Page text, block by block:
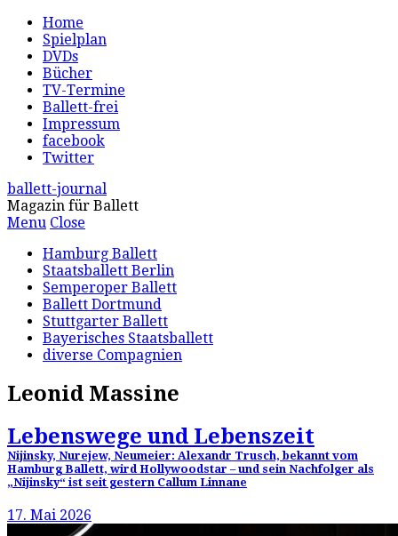
Home
Spielplan
DVDs
Bücher
TV-Termine
Ballett-frei
Impressum
facebook
Twitter
ballett-journal
Magazin für Ballett
Menu Close
Hamburg Ballett
Staatsballett Berlin
Semperoper Ballett
Ballett Dortmund
Stuttgarter Ballett
Bayerisches Staatsballett
diverse Compagnien
Leonid Massine
Lebenswege und Lebenszeit
Nijinsky, Nurejew, Neumeier: Alexandr Trusch, bekannt vom
Hamburg Ballett, wird Hollywoodstar – und sein Nachfolger als
„Nijinsky“ ist seit gestern Callum Linnane
17. Mai 2026